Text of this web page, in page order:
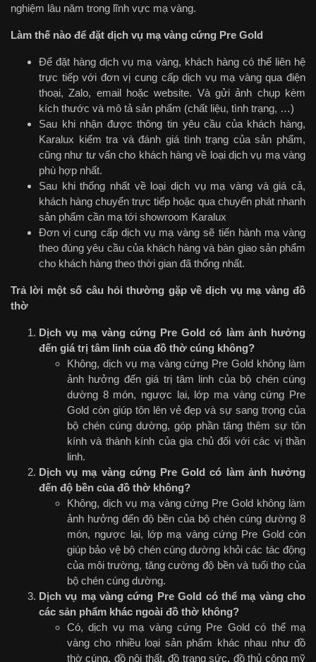
nghiệm lâu năm trong lĩnh vực mạ vàng.
Làm thế nào để đặt dịch vụ mạ vàng cứng Pre Gold
Để đặt hàng dịch vụ mạ vàng, khách hàng có thể liên hệ
trực tiếp với đơn vị cung cấp dịch vụ mạ vàng qua điện
thoại, Zalo, email hoặc website. Và gửi ảnh chụp kèm
kích thước và mô tả sản phẩm (chất liệu, tình trạng, …)
Sau khi nhận được thông tin yêu cầu của khách hàng,
Karalux kiểm tra và đánh giá tình trạng của sản phẩm,
cũng như tư vấn cho khách hàng về loại dịch vụ mạ vàng
phù hợp nhất.
Sau khi thống nhất về loại dịch vụ mạ vàng và giá cả,
khách hàng chuyển trực tiếp hoặc qua chuyển phát nhanh
sản phẩm cần mạ tới showroom Karalux
Đơn vị cung cấp dịch vụ mạ vàng sẽ tiến hành mạ vàng
theo đúng yêu cầu của khách hàng và bàn giao sản phẩm
cho khách hàng theo thời gian đã thống nhất.
Trả lời một số câu hỏi thường gặp về dịch vụ mạ vàng đồ
thờ
Dịch vụ mạ vàng cứng Pre Gold có làm ảnh hưởng
đến giá trị tâm linh của đồ thờ cúng không?
Không, dịch vụ mạ vàng cứng Pre Gold không làm
ảnh hưởng đến giá trị tâm linh của bộ chén cúng
dường 8 món, ngược lại, lớp mạ vàng cứng Pre
Gold còn giúp tôn lên vẻ đẹp và sự sang trọng của
bộ chén cúng dường, góp phần tăng thêm sự tôn
kính và thành kính của gia chủ đối với các vị thần
linh.
Dịch vụ mạ vàng cứng Pre Gold có làm ảnh hưởng
đến độ bền của đồ thờ không?
Không, dịch vụ mạ vàng cứng Pre Gold không làm
ảnh hưởng đến độ bền của bộ chén cúng dường 8
món, ngược lại, lớp mạ vàng cứng Pre Gold còn
giúp bảo vệ bộ chén cúng dường khỏi các tác động
của môi trường, tăng cường độ bền và tuổi thọ của
bộ chén cúng dường.
Dịch vụ mạ vàng cứng Pre Gold có thể mạ vàng cho
các sản phẩm khác ngoài đồ thờ không?
Có, dịch vụ mạ vàng cứng Pre Gold có thể mạ
vàng cho nhiều loại sản phẩm khác nhau như đồ
thờ cúng, đồ nội thất, đồ trang sức, đồ thủ công mỹ